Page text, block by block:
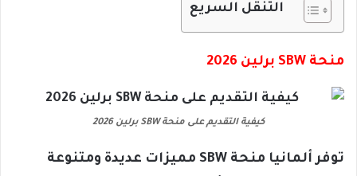
التنقل السريع
منحة SBW برلين 2026
كيفية التقديم على منحة SBW برلين 2026
توفر ألمانيا منحة SBW مميزات عديدة ومتنوعة